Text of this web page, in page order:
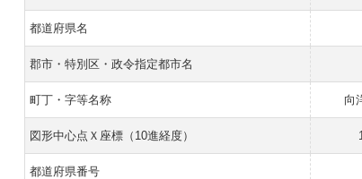
都道府県名
郡市・特別区・政令指定都市名
町丁・字等名称 向
図形中心点Ｘ座標（10進経度）
都道府県番号